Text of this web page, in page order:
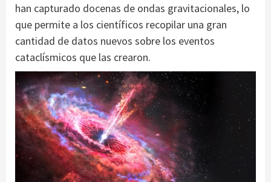
han capturado docenas de ondas gravitacionales, lo
que permite a los científicos recopilar una gran
cantidad de datos nuevos sobre los eventos
cataclísmicos que las crearon.